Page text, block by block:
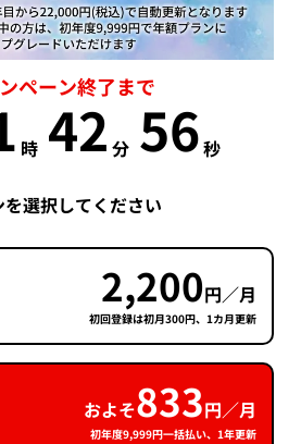
ペーン終了まで
時 42 分 55秒
を選択してください
2,200円／月
初回登録は初月300円、1カ月更新
およそ833円／月
初年度9,999円一括払い、1年更新